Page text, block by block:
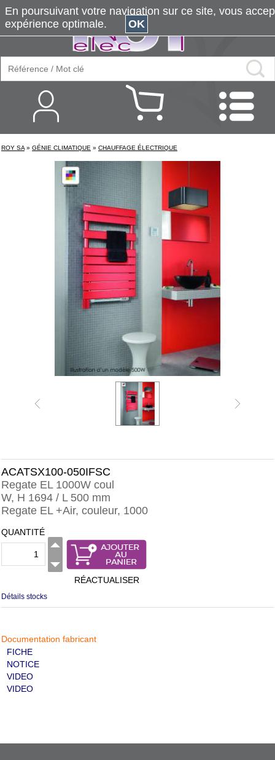
ROY SA » GÉNIE CLIMATIQUE » CHAUFFAGE ÉLECTRIQUE
ACATSX100-050IFSC
Regate EL 1000W coul
W, H 1694 / L 500 mm
Regate EL +Air, couleur, 1000
QUANTITÉ
RÉACTUALISER
Détails stocks
Documentation fabricant
FICHE
NOTICE
VIDEO
VIDEO
En poursuivant votre navigation sur ce site, vous
expérience optimale.
OK